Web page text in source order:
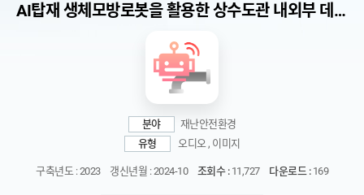
AI탑재 생체모방로봇을 활용한 상수도관 내외부 데이터
분야
재난안전환경
유형
오디오 , 이미지
구축년도 : 2023 갱신년월 : 2024-10 조회수 :11,727 다운로드 :169